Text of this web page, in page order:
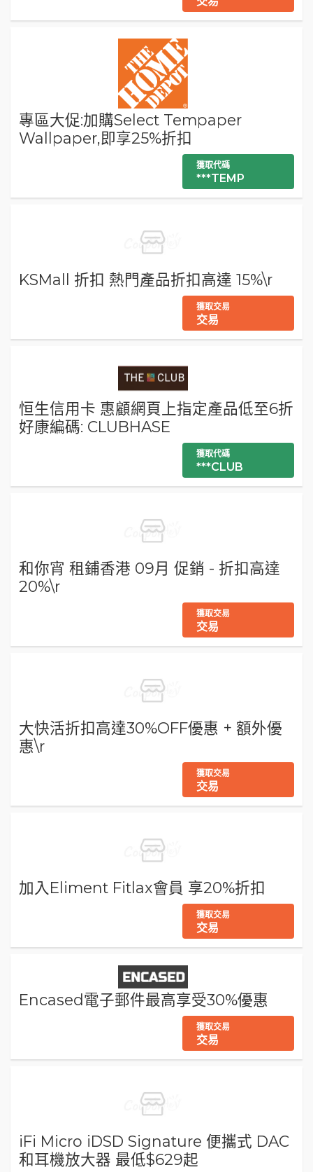
專區大促:加購Select Tempaper
Wallpaper,即享25%折扣
獲取代碼
***TEMP
KSMall 折扣 熱門產品折扣高達 15%\r
獲取交易
交易
恒生信用卡 惠顧網頁上指定產品低至6折
好康編碼: CLUBHASE
獲取代碼
***CLUB
和你宵 租鋪香港 09月 促銷 - 折扣高達
20%\r
獲取交易
交易
大快活折扣高達30%OFF優惠 + 額外優
惠\r
獲取交易
交易
加入Eliment Fitlax會員 享20%折扣
獲取交易
交易
Encased電子郵件最高享受30%優惠
獲取交易
交易
iFi Micro iDSD Signature 便攜式 DAC
和耳機放大器 最低$629起